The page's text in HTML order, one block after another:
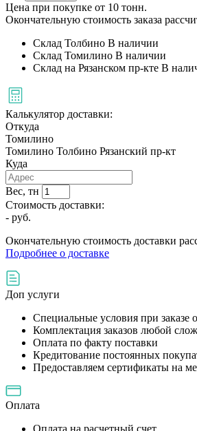
Цена при покупке от 10 тонн.
Окончательную стоимость заказа
Склад Толбино В наличии
Склад Томилино В наличии
Склад на Рязанском пр-кте В
Калькулятор доставки:
Откуда
Томилино
Томилино Толбино Рязанский пр-кт
Куда
Вес, тн
Стоимость доставки:
- руб.
Окончательную стоимость доставки
Подробнее о доставке
Доп услуги
Специальные условия при заказе
Комплектация заказов любой
Оплата по факту поставки
Кредитование постоянных
Предоставляем сертификаты на
Оплата
Оплата на расчетный счет